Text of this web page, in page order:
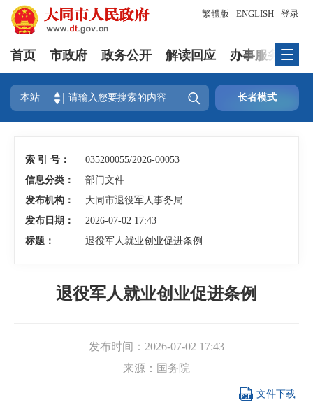
登录
繁體版 ENGLISH
首页 市政府 政务公开 解读回应 办事服务
本站  长者模式
索 引 号：
035200055/2026-00053
信息分类：
部门文件
发布机构：
大同市退役军人事务局
发布日期：
2026-07-02 17:43
标题：
退役军人就业创业促进条例
退役军人就业创业促进条例
发布时间： 2026-07-02 17:43
来源： 国务院
 文件下载